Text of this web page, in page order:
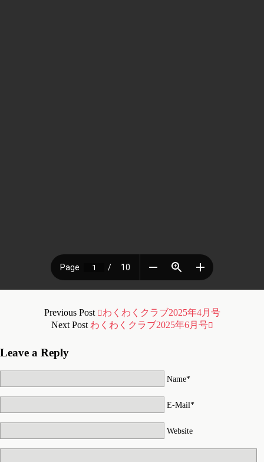
Previous Post
わくわくクラブ2025年4月号
Next Post わくわくクラブ2025年6月号
Leave a Reply
Name*
E-Mail*
Website